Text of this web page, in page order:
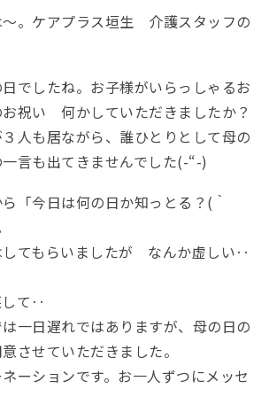
お問い合わせ
。ケアプラス垣生 介護スタッフの
でしたね。お子様がいらっしゃるお
祝い 何かしていただきましたか？
人も居ながら、誰ひとりとして母の
一言も出てきませんでした(-“-)
「今日は何の日か知っとる？(｀
してもらいましたが なんか虚しい‥
して‥
一日遅れではありますが、母の日の
させていただきました。
ーションです。お一人ずつにメッセ